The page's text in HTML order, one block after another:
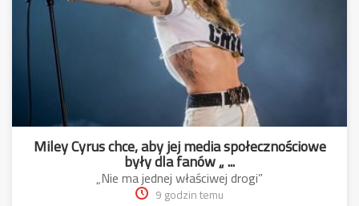
Miley Cyrus chce, aby jej media społecznościowe
były dla fanów „ ...
„Nie ma jednej właściwej drogi”
9 godzin temu